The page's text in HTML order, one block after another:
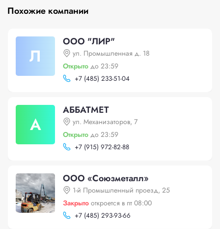
Похожие компании
Л
ООО "ЛИР"
ул. Промышленная д. 18
Открыто до 23:59
+7 (485) 233-51-04
А
АББАТМЕТ
ул. Механизаторов, 7
Открыто до 23:59
+7 (915) 972-82-88
ООО «Союзметалл»
1-й Промышленный проезд, 25
Закрыто откроется в пт 08:00
+7 (485) 293-93-66